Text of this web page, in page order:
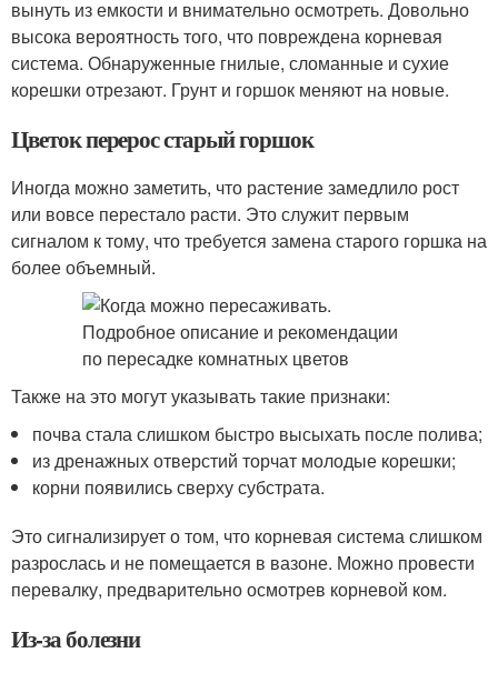
вынуть из емкости и внимательно осмотреть. Довольно
высока вероятность того, что повреждена корневая
система. Обнаруженные гнилые, сломанные и сухие
корешки отрезают. Грунт и горшок меняют на новые.
Цветок перерос старый горшок
Иногда можно заметить, что растение замедлило рост
или вовсе перестало расти. Это служит первым
сигналом к тому, что требуется замена старого горшка на
более объемный.
Также на это могут указывать такие признаки:
почва стала слишком быстро высыхать после полива;
из дренажных отверстий торчат молодые корешки;
корни появились сверху субстрата.
Это сигнализирует о том, что корневая система слишком
разрослась и не помещается в вазоне. Можно провести
перевалку, предварительно осмотрев корневой ком.
Из-за болезни